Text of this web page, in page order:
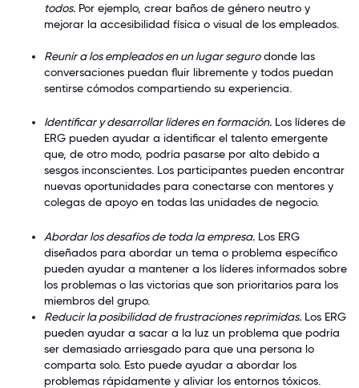
todos. Por ejemplo, crear baños de género neutro y
mejorar la accesibilidad física o visual de los empleados.
Reunir a los empleados en un lugar segurodonde las
conversaciones puedan fluir libremente y todos puedan
sentirse cómodos compartiendo su experiencia.
Identificar y desarrollar líderes en formación. Los líderes de
ERG pueden ayudar a identificar el talento emergente
que, de otro modo, podría pasarse por alto debido a
sesgos inconscientes. Los participantes pueden encontrar
nuevas oportunidades para conectarse con mentores y
colegas de apoyo en todas las unidades de negocio.
Abordar los desafíos de toda la empresa. Los ERG
diseñados para abordar un tema o problema específico
pueden ayudar a mantener a los líderes informados sobre
los problemas o las victorias que son prioritarios para los
miembros del grupo.
Reducir la posibilidad de frustraciones reprimidas. Los ERG
pueden ayudar a sacar a la luz un problema que podría
ser demasiado arriesgado para que una persona lo
comparta solo. Esto puede ayudar a abordar los
problemas rápidamente y aliviar los entornos tóxicos.